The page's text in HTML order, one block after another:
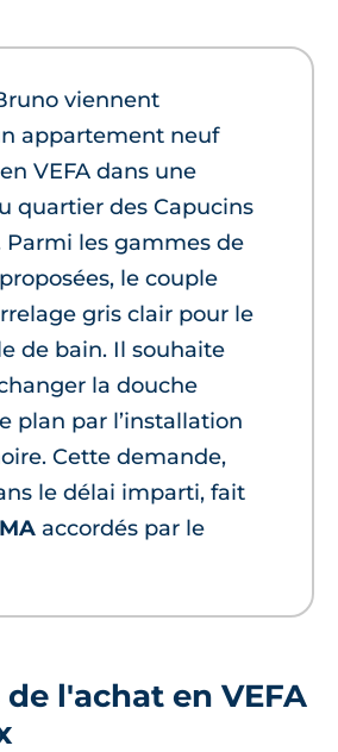
viennent
appartement neuf
VEFA dans une
quartier des Capucins
Parmi les gammes de
le couple
gris clair pour le
de bain. Il souhaite
la douche
plan par l’installation
Cette demande,
le délai imparti, fait
accordés par le
l'achat en VEFA